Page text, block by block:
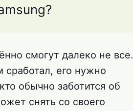
смогут далеко не все.
сработал, его нужно
обычно заботится об
снять со своего